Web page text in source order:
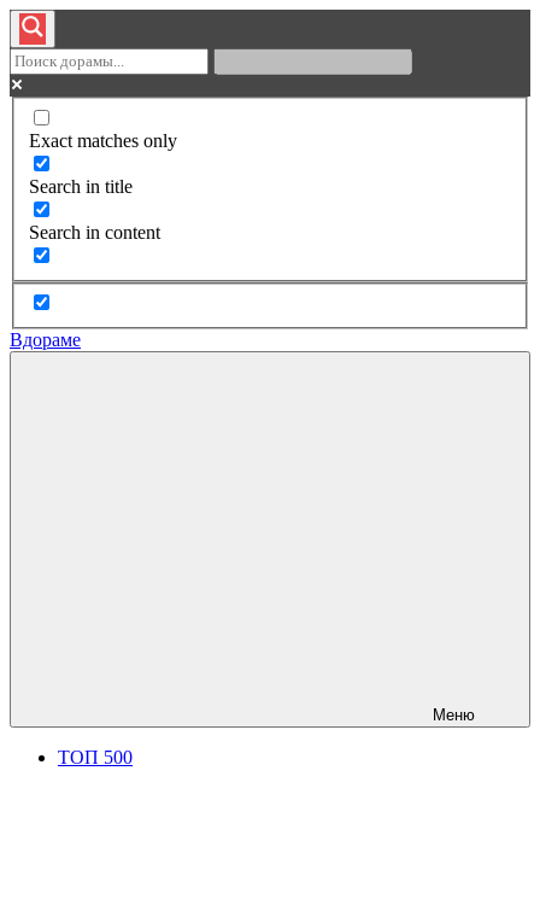
Exact matches only
Search in title
Search in content
Вдораме
Меню
ТОП 500